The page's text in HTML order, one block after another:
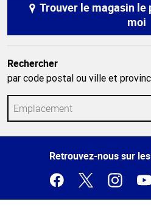
moi
Rechercher
par code postal ou ville et
Retrouvez-nous sur